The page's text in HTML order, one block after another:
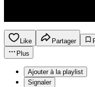
Like Partager
Plus
Ajouter à la playlist
Signaler